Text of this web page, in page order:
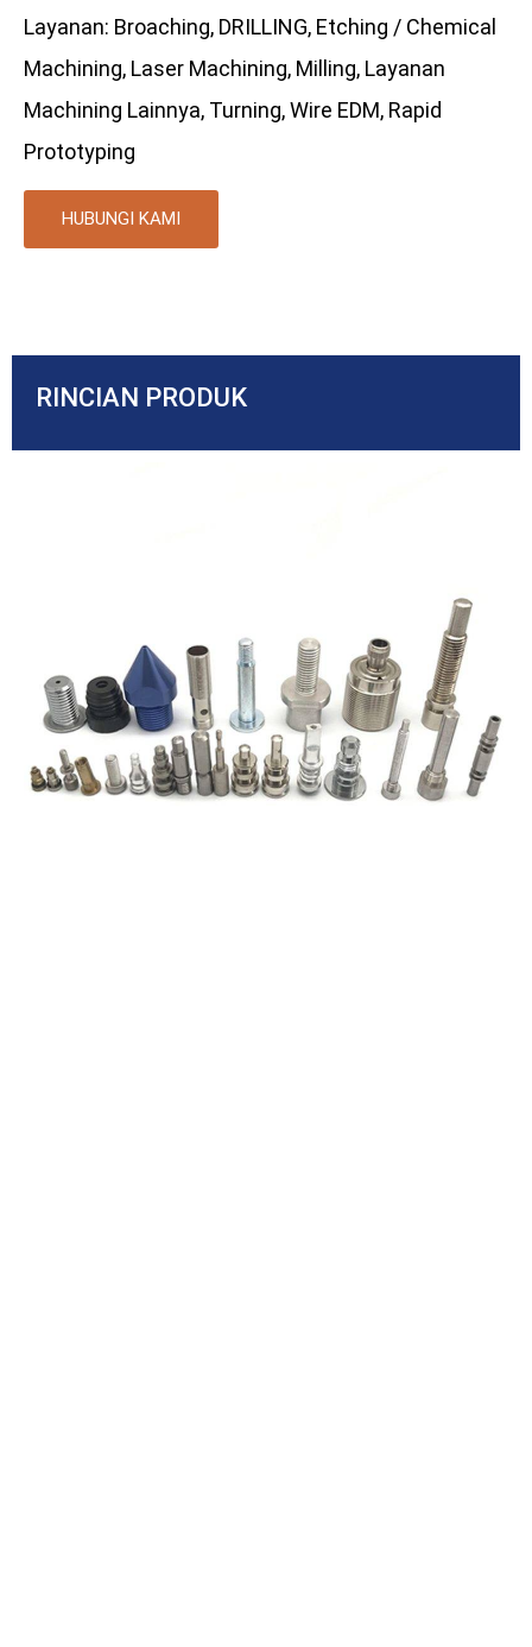
Layanan: Broaching, DRILLING, Etching / Chemical
Machining, Laser Machining, Milling, Layanan
Machining Lainnya, Turning, Wire EDM, Rapid
Prototyping
HUBUNGI KAMI
RINCIAN PRODUK